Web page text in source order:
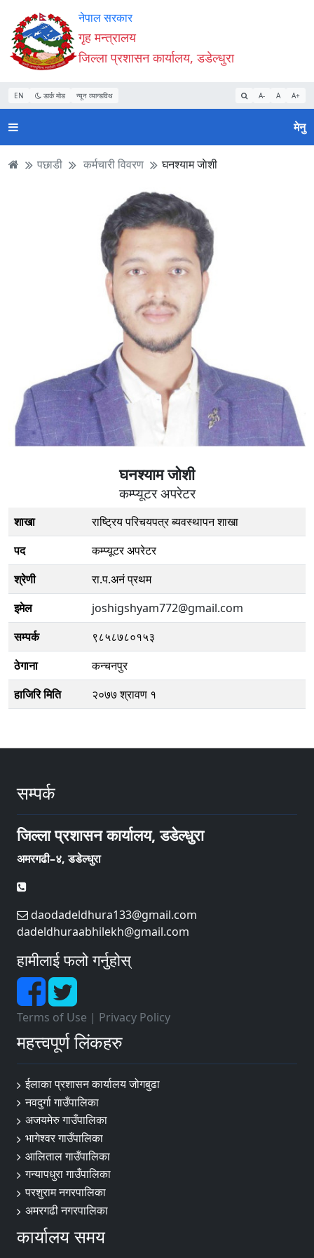
Accessibility
Mode
सुरु
गर्नुहोस्
सामाग्री
पढ्नुहाेस्
नेभिगेसन
पढ्नुहाेस्
वेबसाइट
खोजमा
जानुहोस्
नेपाल सरकार
गृह मन्त्रालय
जिल्ला प्रशासन कार्यालय, डडेल्धुरा
EN डार्क मोड न्यून व्यान्डविथ A- A A+
मेनु
पछाडी कर्मचारी विवरण घनश्याम जाेशी
घनश्याम जाेशी
कम्प्यूटर अपरेटर
शाखा
राष्ट्रिय परिचयपत्र ब्यवस्थापन शाखा
पद
कम्प्यूटर अपरेटर
श्रेणी
रा.प.अनं प्रथम
इमेल
joshigshyam772@gmail.com
सम्पर्क
९८५८७८०१५३
ठेगाना
कन्चनपुर
हाजिरि मिति
२०७७ श्रावण १
सम्पर्क
जिल्ला प्रशासन कार्यालय, डडेल्धुरा
अमरगढी–४, डडेल्धुरा
daodadeldhura133@gmail.com
dadeldhuraabhilekh@gmail.com
हामीलाई फलो गर्नुहोस्
Terms of Use | Privacy Policy
महत्त्वपूर्ण लिंकहरु
ईलाका प्रशासन कार्यालय जोगबुढा
नवदुर्गा गाउँपालिका
अजयमेरु गाउँपालिका
भागेश्वर गाउँपालिका
आलिताल गाउँपालिका
गन्यापधुरा गाउँपालिका
परशुराम नगरपालिका
अमरगढी नगरपालिका
कार्यालय समय